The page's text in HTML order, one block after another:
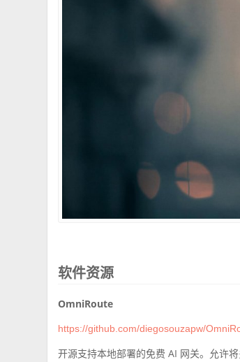
软件资源
OmniRoute
https://github.com/diegosouzapw/
开源支持本地部署的免费 AI 网关。允许